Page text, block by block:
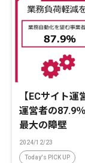
【ECサイト
運営者の87.9
最大の障壁
2024/12/23
Today's PICK UP